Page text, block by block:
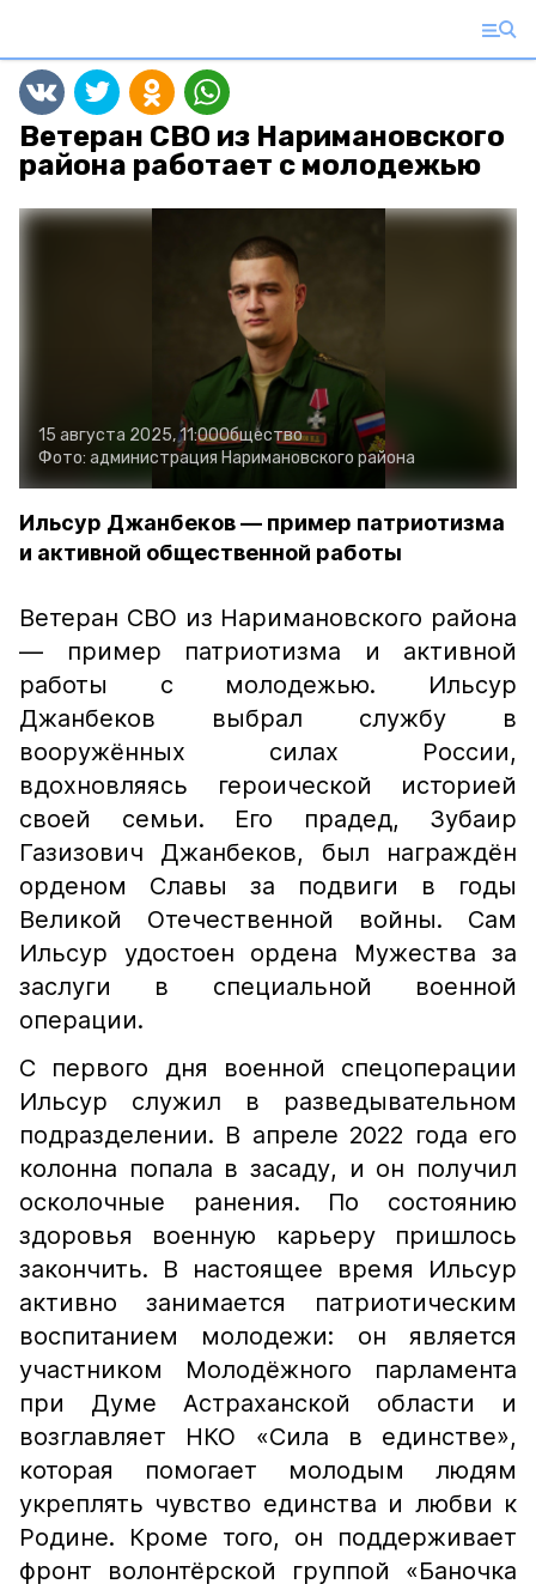
Ветеран СВО из Наримановского
района работает с молодежью
15 августа 2025, 11:00Общество
Фото: администрация Наримановского района
Ильсур Джанбеков — пример патриотизма
и активной общественной работы
Ветеран СВО из Наримановского района
— пример патриотизма и активной
работы с молодежью. Ильсур
Джанбеков выбрал службу в
вооружённых силах России,
вдохновляясь героической историей
своей семьи. Его прадед, Зубаир
Газизович Джанбеков, был награждён
орденом Славы за подвиги в годы
Великой Отечественной войны. Сам
Ильсур удостоен ордена Мужества за
заслуги в специальной военной
операции.
С первого дня военной спецоперации
Ильсур служил в разведывательном
подразделении. В апреле 2022 года его
колонна попала в засаду, и он получил
осколочные ранения. По состоянию
здоровья военную карьеру пришлось
закончить. В настоящее время Ильсур
активно занимается патриотическим
воспитанием молодежи: он является
участником Молодёжного парламента
при Думе Астраханской области и
возглавляет НКО «Сила в единстве»,
которая помогает молодым людям
укреплять чувство единства и любви к
Родине. Кроме того, он поддерживает
фронт волонтёрской группой «Баночка